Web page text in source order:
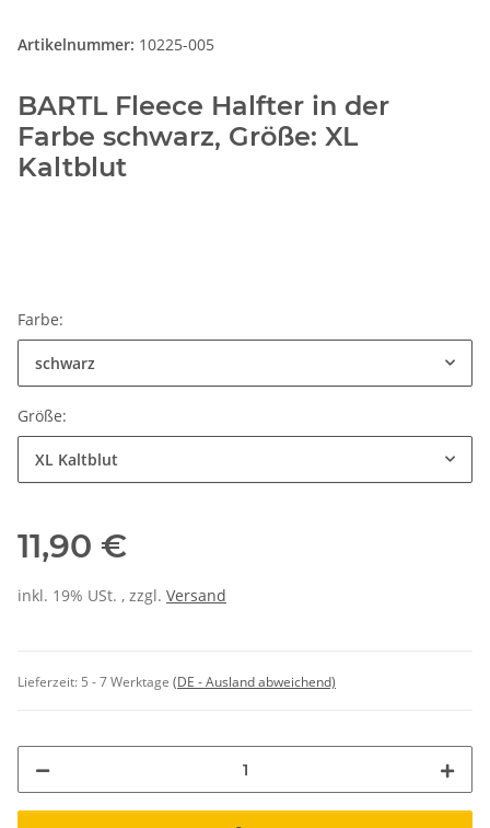
Artikelnummer: 10225-005
BARTL Fleece Halfter in der
Farbe schwarz, Größe: XL
Kaltblut
Farbe:
schwarz
Größe:
XL Kaltblut
11,90 €
inkl. 19% USt. , zzgl. Versand
Lieferzeit: 5 - 7 Werktage (DE - Ausland abweichend)